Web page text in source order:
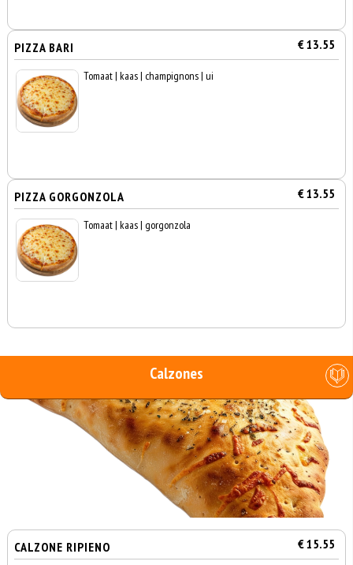
PIZZA BARI € 13.55
Tomaat | kaas | champignons | ui
PIZZA GORGONZOLA € 13.55
Tomaat | kaas | gorgonzola
Calzones
CALZONE RIPIENO € 15.55